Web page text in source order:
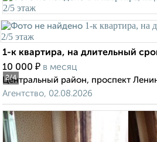
2/4
1-к квартира, на длительный
10 000 ₽ в месяц
Центральный район, проспект
Агентство, 02.08.2026